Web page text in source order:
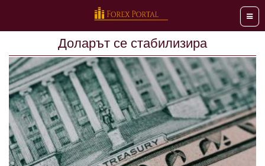
Меню
Доларът се стабилизира